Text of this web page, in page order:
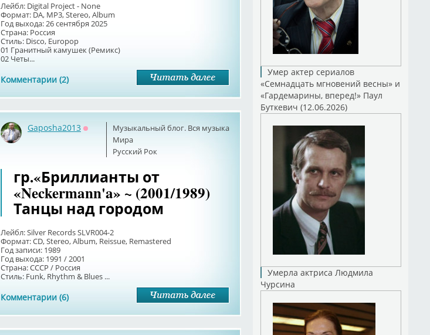
Лейбл: Digital Project - None
Формат: DA, MP3, Stereo, Album
Год выхода: 26 сентября 2025
Страна: Россия
Стиль: Disco, Europop
01 Гранитный камушек (Ремикс)
02 Четы...
Комментарии (2)
Музыкальный блог. Вся музыка
Мира
Русский Рок
Gaposha2013
Оффлайн
гр.«Бриллианты от
«Neckermann'a» ~ (2001/1989)
Танцы над городом
Лейбл: Silver Records SLVR004-2
Формат: CD, Stereo, Album, Reissue, Remastered
Год записи: 1989
Год выхода: 1991 / 2001
Страна: СССР / Россия
Стиль: Funk, Rhythm & Blues ...
Комментарии (6)
Умер актер сериалов
«Семнадцать мгновений весны» и
«Гардемарины, вперед!» Паул
Буткевич (12.06.2026)
Умерла актриса Людмила
Чурсина